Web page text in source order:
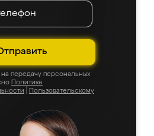
передачу персональных
Политике
Пользовательскому